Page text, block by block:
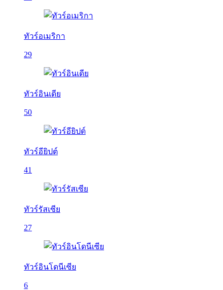
ทัวร์อเมริกา
29
ทัวร์อินเดีย
50
ทัวร์อียิปต์
41
ทัวร์รัสเซีย
27
ทัวร์อินโดนีเซีย
6